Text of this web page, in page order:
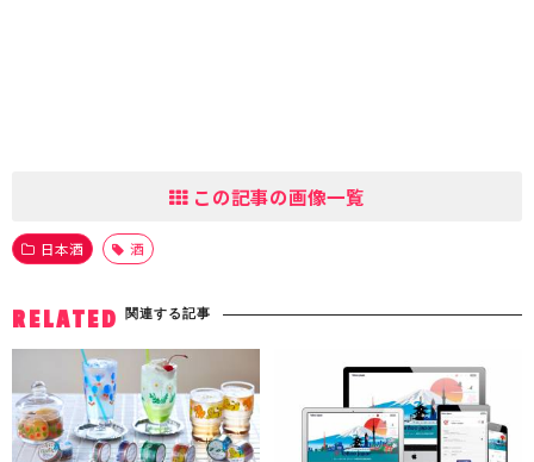
この記事の画像一覧
日本酒 酒
RELATED 関連する記事